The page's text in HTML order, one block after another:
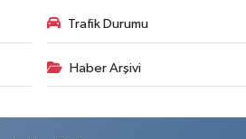
Trafik Durumu
Haber Arşivi